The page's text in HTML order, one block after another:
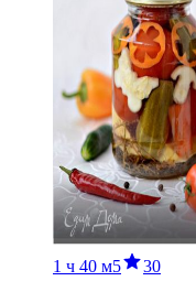
1 ч 40 м5 30